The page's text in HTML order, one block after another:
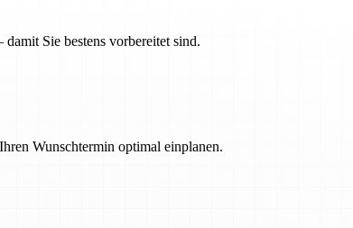
Sie bestens vorbereitet sind.
Wunschtermin optimal einplanen.